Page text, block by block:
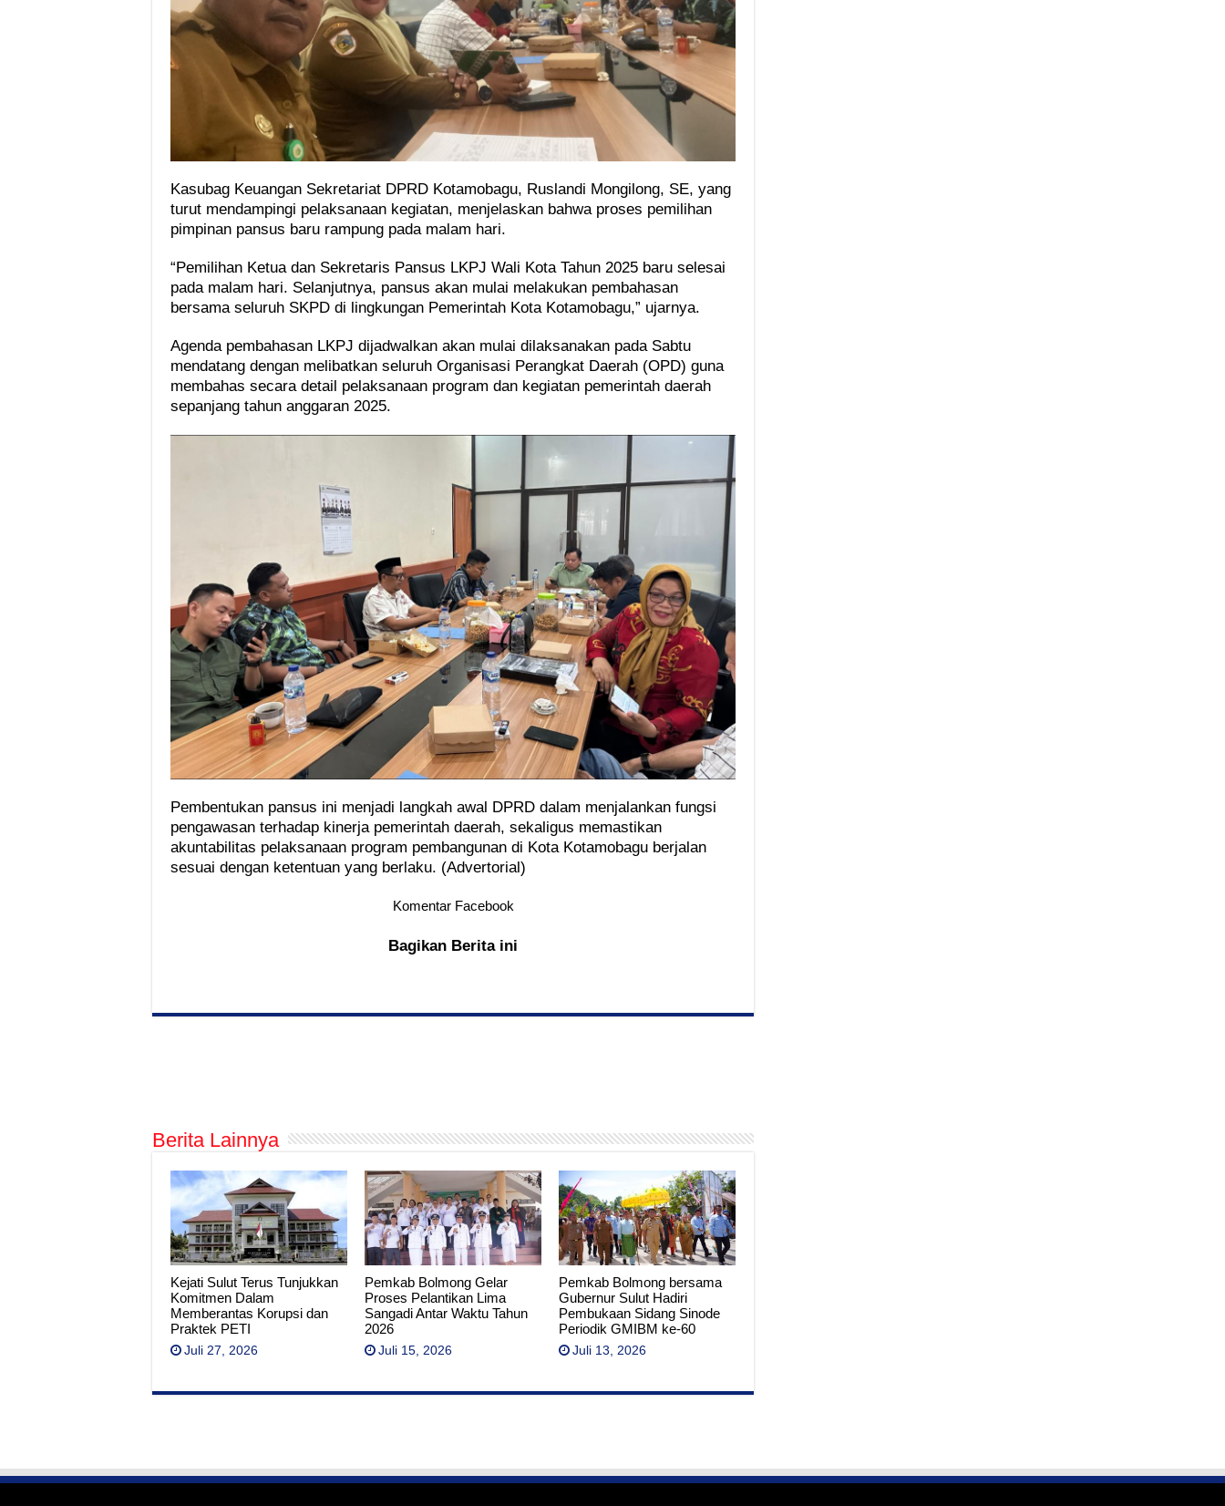
Kasubag Keuangan Sekretariat DPRD Kotamobagu, Ruslandi Mongilong, SE, yang
turut mendampingi pelaksanaan kegiatan, menjelaskan bahwa proses pemilihan
pimpinan pansus baru rampung pada malam hari.
“Pemilihan Ketua dan Sekretaris Pansus LKPJ Wali Kota Tahun 2025 baru selesai
pada malam hari. Selanjutnya, pansus akan mulai melakukan pembahasan
bersama seluruh SKPD di lingkungan Pemerintah Kota Kotamobagu,” ujarnya.
Agenda pembahasan LKPJ dijadwalkan akan mulai dilaksanakan pada Sabtu
mendatang dengan melibatkan seluruh Organisasi Perangkat Daerah (OPD) guna
membahas secara detail pelaksanaan program dan kegiatan pemerintah daerah
sepanjang tahun anggaran 2025.
Pembentukan pansus ini menjadi langkah awal DPRD dalam menjalankan fungsi
pengawasan terhadap kinerja pemerintah daerah, sekaligus memastikan
akuntabilitas pelaksanaan program pembangunan di Kota Kotamobagu berjalan
sesuai dengan ketentuan yang berlaku. (Advertorial)
Komentar Facebook
Bagikan Berita ini
Berita Lainnya
Kejati Sulut Terus Tunjukkan
Komitmen Dalam
Memberantas Korupsi dan
Praktek PETI
Juli 27, 2026
Pemkab Bolmong Gelar
Proses Pelantikan Lima
Sangadi Antar Waktu Tahun
2026
Juli 15, 2026
Pemkab Bolmong bersama
Gubernur Sulut Hadiri
Pembukaan Sidang Sinode
Periodik GMIBM ke-60
Juli 13, 2026